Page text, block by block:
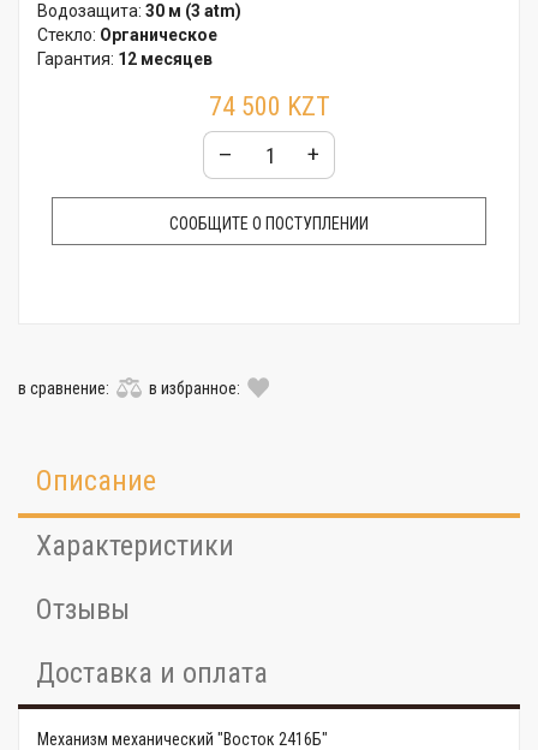
Водозащита: 30 м (3 atm)
Стекло: Органическое
Гарантия: 12 месяцев
74 500 KZT
– +
СООБЩИТЕ О ПОСТУПЛЕНИИ
в сравнение: в избранное:
Описание
Характеристики
Отзывы
Доставка и оплата
Механизм механический "Восток 2416Б"